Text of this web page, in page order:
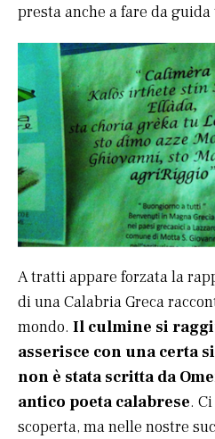
presta anche a fare da
A tratti appare forzata la
di una Calabria Greca
mondo. Il culmine si
asserisce con una certa
non è stata scritta da
antico poeta calabrese.
scoperta, ma nelle nostre